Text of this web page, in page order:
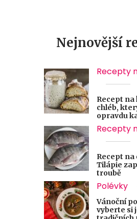
Nejnovější
Recepty
Recept na
chléb,
opravdu
Recepty
Recept na
Tilápie
troubě
Polévky
Vánoční
vyberte si